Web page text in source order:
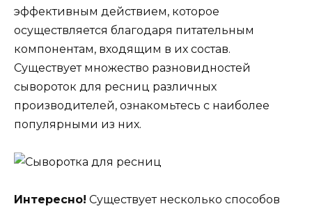
эффективным действием, которое
осуществляется благодаря питательным
компонентам, входящим в их состав.
Существует множество разновидностей
сывороток для ресниц различных
производителей, ознакомьтесь с наиболее
популярными из них.
Интересно! Существует несколько способов